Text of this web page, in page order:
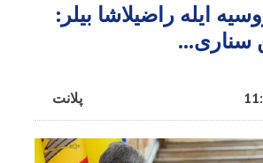
ایله راضیلاشا بیلر:
سناری...
پلانت